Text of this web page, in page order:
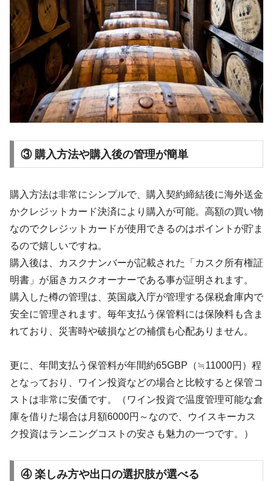
③ 購入方法や購入後の管理が簡単
購入方法は非常にシンプルで、購入契約締結後に海外送金
かクレジットカード決済により購入が可能。高額の買い物
なのでクレジットカードが使用できるのはポイントが貯ま
るので嬉しいですね。
購入後は、カスクナンバーが記載された「カスク所有権証
明書」が届きカスクオーナーである事が証明されます。
購入した樽の管理は、英国歳入庁が管理する保税倉庫内で
安全に管理されます。毎年支払う保管料には保険料も含ま
れており、災害時や破損などの補償も心配ありません。
更に、年間支払う保管料が年間約65GBP（≒11000円）程
となっており、ワイン投資などの場合と比較すると保管コ
ストは非常に安価です。（ワイン投資で温度管理可能な倉
庫を借りた場合は月額6000円～なので、ウイスキーカス
ク投資はランニングコストの安さも魅力の一つです。）
④ 楽しみ方や出口の選択肢が選べる